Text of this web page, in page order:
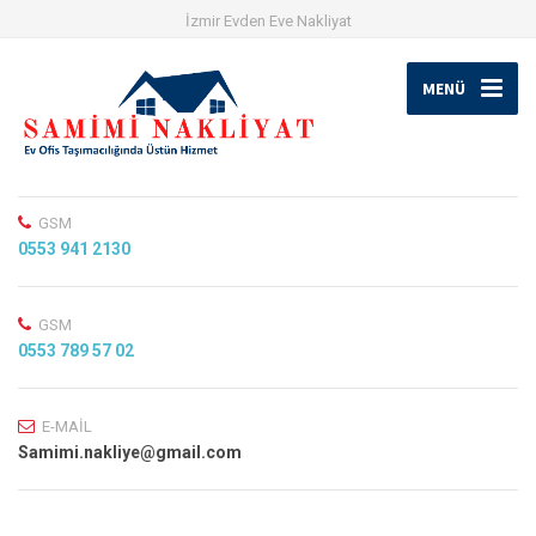
İzmir Evden Eve Nakliyat
MENÜ
GSM
0553 941 2130
GSM
0553 789 57 02
E-MAİL
Samimi.nakliye@gmail.com